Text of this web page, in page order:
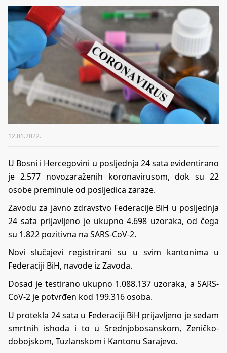
12.01.2022.
U Bosni i Hercegovini u posljednja 24 sata evidentirano
je 2.577 novozaraženih koronavirusom, dok su 22
osobe preminule od posljedica zaraze.
Zavodu za javno zdravstvo Federacije BiH u posljednja
24 sata prijavljeno je ukupno 4.698 uzoraka, od čega
su 1.822 pozitivna na SARS-CoV-2.
Novi slučajevi registrirani su u svim kantonima u
Federaciji BiH, navode iz Zavoda.
Dosad je testirano ukupno 1.088.137 uzoraka, a SARS-
CoV-2 je potvrđen kod 199.316 osoba.
U protekla 24 sata u Federaciji BiH prijavljeno je sedam
smrtnih ishoda i to u Srednjobosanskom, Zeničko-
dobojskom, Tuzlanskom i Kantonu Sarajevo.